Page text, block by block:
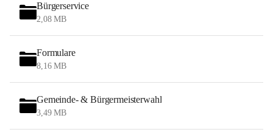
Bürgerservice
2,08 MB
Formulare
8,16 MB
Gemeinde- & Bürgermeisterwahl
3,49 MB